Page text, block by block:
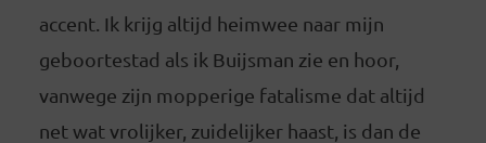
accent. Ik krijg altijd heimwee naar mijn
geboortestad als ik Buijsman zie en hoor,
vanwege zijn mopperige fatalisme dat altijd
net wat vrolijker, zuidelijker haast, is dan de